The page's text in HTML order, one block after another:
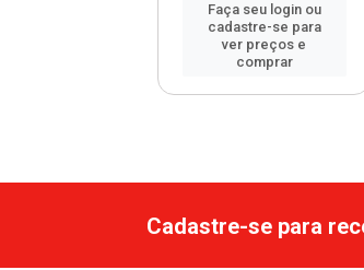
Faça seu login ou
cadastre-se para
ver preços e
comprar
Cadastre-se para